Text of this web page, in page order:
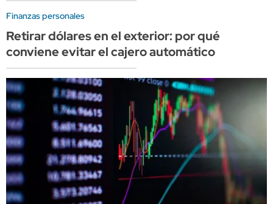
Finanzas personales
Retirar dólares en el exterior: por qué
conviene evitar el cajero automático